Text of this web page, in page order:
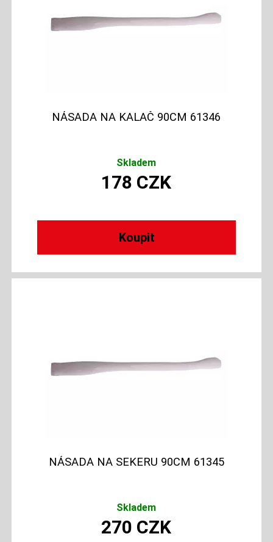
NÁSADA NA KALAČ 90CM 61346
Skladem
178 CZK
NÁSADA NA SEKERU 90CM 61345
Skladem
270 CZK